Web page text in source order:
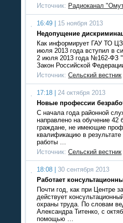
Источник: Радиоканал
16:49 |
15 ноября 2013
Недопущение
Как информирует ГАУ ТО
июля 2013 года вступил в
2 июля 2013 года №162-ФЗ
Закон Российской
Источник: Сельский вестник
17:18 |
24 октября 2013
Новые профессии
С начала года районной
направлено на обучение 42
граждане, не имеющие
квалификацию в
работы …
Источник: Сельский вестник
18:08 |
30 сентября 2013
Работает
Почти год, как при Центре
действует
охраны труда. По словам
Александра Титенко, с
помощью …